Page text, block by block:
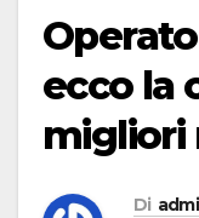
ecco la
migliori
Di